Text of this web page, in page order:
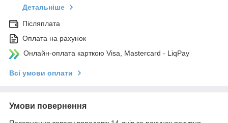
Детальніше
Післяплата
Оплата на рахунок
Онлайн-оплата карткою Visa, Mastercard - LiqPay
Всі умови оплати
Умови повернення